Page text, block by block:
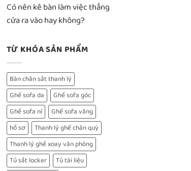
Có nên kê bàn làm việc thẳng
cửa ra vào hay không?
TỪ KHÓA SẢN PHẨM
Bàn chân sắt thanh lý
Ghế sofa da
Ghế sofa góc
Ghế sofa nỉ
Ghế sofa văng
hồ sơ
Thanh lý ghế chân quỳ
Thanh lý ghế xoay văn phòng
Tủ sắt locker
Tủ tài liệu